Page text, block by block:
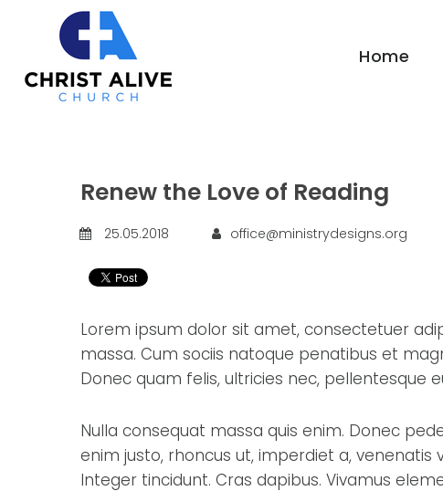
Home
Renew the Love of Reading
25.05.2018 office@ministrydesigns.org
Lorem ipsum dolor sit amet, consectetuer
massa. Cum sociis natoque penatibus et
Donec quam felis, ultricies nec, pellentesque
Nulla consequat massa quis enim. Donec
enim justo, rhoncus ut, imperdiet a,
Integer tincidunt. Cras dapibus. Vivamus